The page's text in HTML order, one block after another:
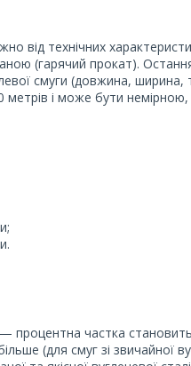
від технічних
(гарячий прокат).
смуги (довжина,
і може бути
частка
(для смуг зі звичайної